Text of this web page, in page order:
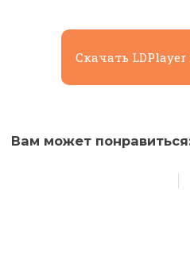
Скачать
Вам может